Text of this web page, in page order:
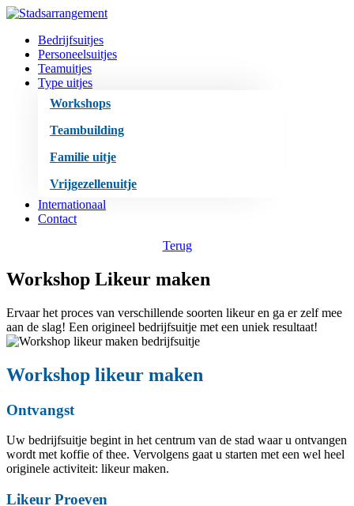
Bedrijfsuitjes
Personeelsuitjes
Teamuitjes
Type uitjes
Workshops
Teambuilding
Familie uitje
Vrijgezellenuitje
Internationaal
Contact
Terug
Workshop Likeur maken
Ervaar het proces van verschillende soorten likeur en ga er zelf mee
aan de slag! Een origineel bedrijfsuitje met een uniek resultaat!
Workshop likeur maken
Ontvangst
Uw bedrijfsuitje begint in het centrum van de stad waar u ontvangen
wordt met koffie of thee. Vervolgens gaat u starten met een wel heel
originele activiteit: likeur maken.
Likeur Proeven